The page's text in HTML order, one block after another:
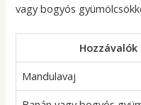
vagy bogyós
Hozzávalók
Mandulavaj